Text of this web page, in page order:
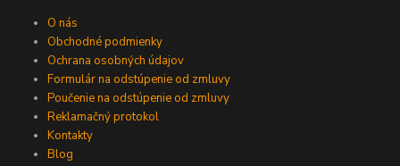
O nás
Obchodné podmienky
Ochrana osobných údajov
Formulár na odstúpenie od zmluvy
Poučenie na odstúpenie od zmluvy
Reklamačný protokol
Kontakty
Blog